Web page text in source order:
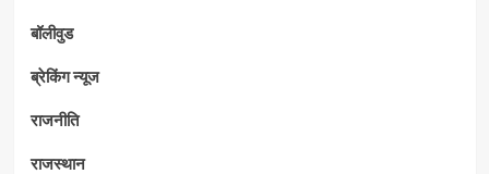
बॉलीवुड
ब्रेकिंग न्यूज
राजनीति
राजस्थान